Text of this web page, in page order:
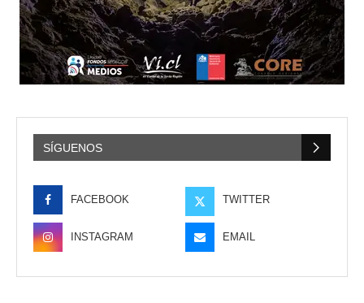
SÍGUENOS
FACEBOOK TWITTER
INSTAGRAM EMAIL